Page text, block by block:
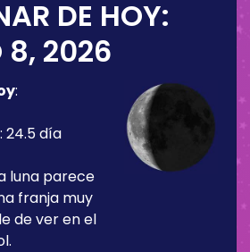
DE HOY:
8, 2026
:
: 24.5 día
luna parece
franja muy
de ver en el